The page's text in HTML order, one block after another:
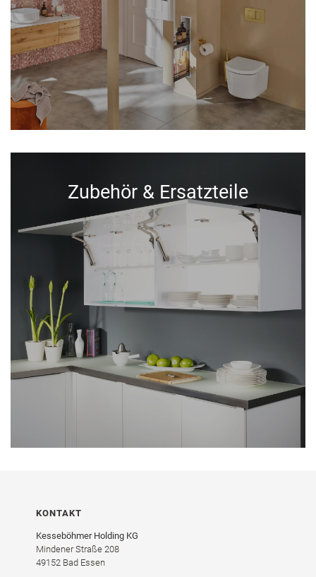
Zubehör & Ersatzteile
KONTAKT
Kesseböhmer Holding KG
Mindener Straße 208
49152 Bad Essen